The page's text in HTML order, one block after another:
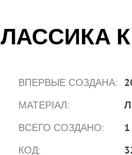
ВПЕРВЫЕ СОЗДАНА:
МАТЕРІАЛ:
ВСЕГО СОЗДАНО: 1
КОД: